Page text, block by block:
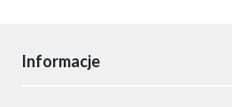
Informacje